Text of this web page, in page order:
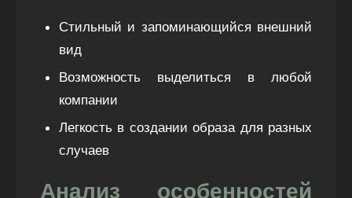
Стильный и запоминающийся внешний
вид
Возможность выделиться в любой
компании
Легкость в создании образа для разных
случаев
Анализ особенностей